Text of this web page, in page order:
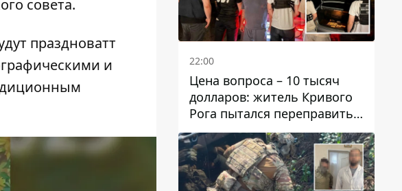
совета.
праздноватт
и
22:00
Цена вопроса – 10 тысяч
долларов: житель Кривого
Рога пытался переправить
мужчину в Словакию